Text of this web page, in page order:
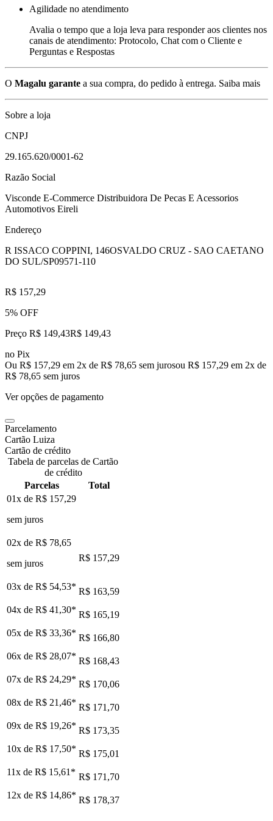
Agilidade no atendimento
Avalia o tempo que a loja leva para responder aos clientes nos
canais de atendimento: Protocolo, Chat com o Cliente e
Perguntas e Respostas
O Magalu garante a sua compra, do pedido à entrega. Saiba mais
Sobre a loja
CNPJ
29.165.620/0001-62
Razão Social
Visconde E-Commerce Distribuidora De Pecas E Acessorios
Automotivos Eireli
Endereço
R ISSACO COPPINI, 146OSVALDO CRUZ - SAO CAETANO
DO SUL/SP09571-110
R$ 157,29
5% OFF
Preço R$ 149,43R$ 149,43
no Pix
Ou R$ 157,29 em 2x de R$ 78,65 sem jurosou R$ 157,29 em 2x de
R$ 78,65 sem juros
Ver opções de pagamento
Parcelamento
Cartão Luiza
Cartão de crédito
Tabela de parcelas de Cartão
de crédito
Parcelas
Total
01x de R$ 157,29
sem juros
02x de R$ 78,65
sem juros
R$ 157,29
03x de R$ 54,53* R$ 163,59
04x de R$ 41,30* R$ 165,19
05x de R$ 33,36* R$ 166,80
06x de R$ 28,07* R$ 168,43
07x de R$ 24,29* R$ 170,06
08x de R$ 21,46* R$ 171,70
09x de R$ 19,26* R$ 173,35
10x de R$ 17,50* R$ 175,01
11x de R$ 15,61 * R$ 171,70
12x de R$ 14,86* R$ 178,37